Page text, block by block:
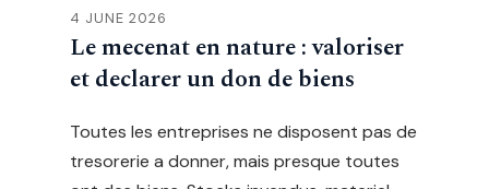
4 JUNE 2026
Le mecenat en nature : valoriser
et declarer un don de biens
Toutes les entreprises ne disposent pas de
tresorerie a donner, mais presque toutes